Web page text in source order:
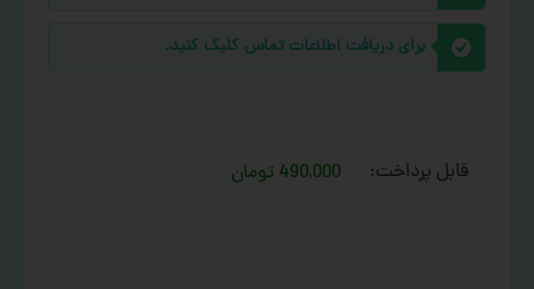
برای دریافت اطلاعات تماس کلیک کنید.
قابل پرداخت: 490,000 تومان